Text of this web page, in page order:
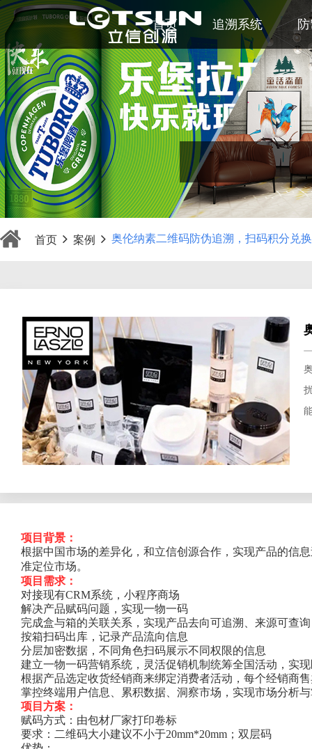
首页 追溯系统
首页 案例 奥伦纳素二维码防伪追溯，扫码积分兑换
项目背景：
根据中国市场的差异化，和立信创源合作 ， 实现产品的信
准定位市场。
项目需求：
对接现有CRM系统，小程序商场
解决产品赋码问题，实现一物一码
完成盒与箱的关联关系，实现产品去向可追溯、来源可查询
按箱扫码出库，记录产品流向信息
分层加密数据，不同角色扫码展示不同权限的信息
建立一物一码营销系统，灵活促销机制统筹全国活动，实
根据产品选定收货经销商来绑定消费者活动，每个经销商
掌控终端用户信息、累积数据、洞察市场，实现市场分析
项目方案：
赋码方式：由包材厂家打印卷标
要求：二维码大小建议不小于20mm*20mm；双层码